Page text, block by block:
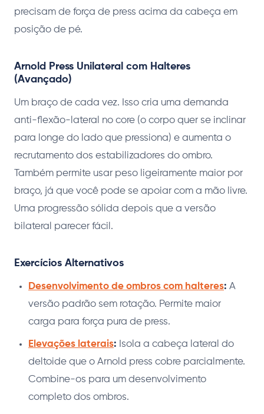
precisam de força de press acima da cabeça em
posição de pé.
Arnold Press Unilateral com Halteres
(Avançado)
Um braço de cada vez. Isso cria uma demanda
anti-flexão-lateral no core (o corpo quer se inclinar
para longe do lado que pressiona) e aumenta o
recrutamento dos estabilizadores do ombro.
Também permite usar peso ligeiramente maior por
braço, já que você pode se apoiar com a mão livre.
Uma progressão sólida depois que a versão
bilateral parecer fácil.
Exercícios Alternativos
Desenvolvimento de ombros com halteres: A
versão padrão sem rotação. Permite maior
carga para força pura de press.
Elevações laterais: Isola a cabeça lateral do
deltoide que o Arnold press cobre parcialmente.
Combine-os para um desenvolvimento
completo dos ombros.